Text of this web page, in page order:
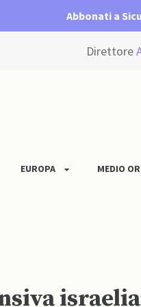
Abbonati a
Direttore
EUROPA MEDIO